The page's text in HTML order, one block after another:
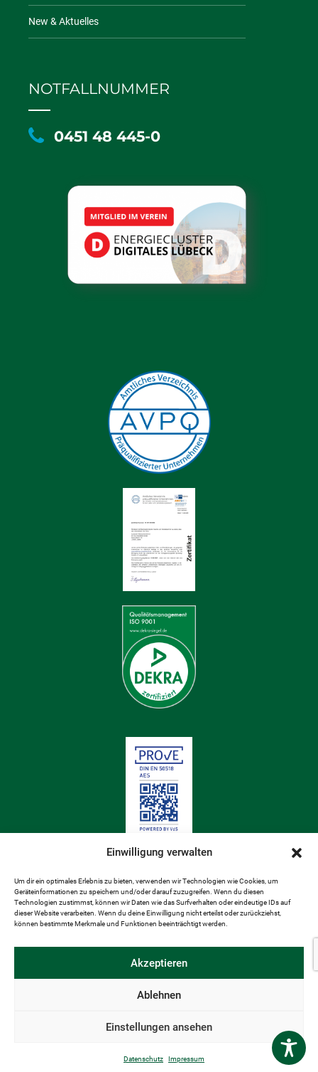
Einwilligung verwalten
Um dir ein optimales Erlebnis zu bieten, verwenden wir Technologien wie Cookies, um
Geräteinformationen zu speichern und/oder darauf zuzugreifen. Wenn du diesen
Technologien zustimmst, können wir Daten wie das Surfverhalten oder eindeutige IDs auf
dieser Website verarbeiten. Wenn du deine Einwilligung nicht erteilst oder zurückziehst,
können bestimmte Merkmale und Funktionen beeinträchtigt werden.
Akzeptieren
Ablehnen
Einstellungen ansehen
Datenschutz Impressum
New & Aktuelles
NOTFALLNUMMER
0451 48 445-0
DATENSCHUTZ
AUFTRAGSVERARBEITUNGSVEREINBARUNG GEM. DSGVO
NEW & AKTUELLES